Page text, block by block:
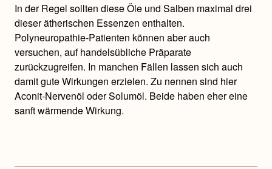
In der Regel sollten diese Öle und Salben maximal drei
dieser ätherischen Essenzen enthalten.
Polyneuropathie-Patienten können aber auch
versuchen, auf handelsübliche Präparate
zurückzugreifen. In manchen Fällen lassen sich auch
damit gute Wirkungen erzielen. Zu nennen sind hier
Aconit-Nervenöl oder Solumöl. Beide haben eher eine
sanft wärmende Wirkung.